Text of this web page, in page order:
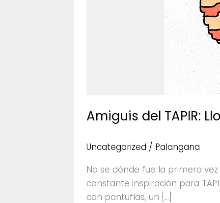
Amiguis del TAPIR:
Uncategorized / Palangana
No se dónde fue la primera
constante inspiración para
con pantuflas, un […]